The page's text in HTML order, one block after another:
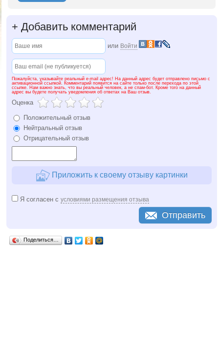
+ Добавить комментарий
или Войти
Пожалуйста, указывайте реальный e-mail адрес! На данный адрес будет отправлено письмо с
активационной ссылкой. Комментарий появится на сайте только после перехода по этой
ссылке. Нам важно знать, что вы реальный человек, а не спам-бот. Кроме того на данный
адрес вы будете получать уведомления об ответах на Ваш отзыв.
Оценка
Положительный отзыв
Нейтральный отзыв
Отрицательный отзыв
Приложить к своему отзыву картинки
Я согласен с условиями размещения отзыва
Отправить
Поделиться…